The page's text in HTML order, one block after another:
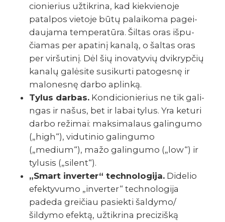
cio­nie­rius užti­k­rina, kad kiek­vie­­noje
pata­l­­pos vietoje būtų palai­­koma pagei­
dau­jama tempe­ra­tūra. Šiltas oras išpu­
čia­­mas per apatinį kanalą, o šaltas oras
per viršutinį. Dėl šių inova­ty­vių dvikry­p­čių
kanalų galė­site susi­­­kurti pato­­gesnę ir
malo­­nesnę darbo aplinką.
Tylus darbas. Kondi­cio­nie­rius ne tik gali­
n­gas ir našus, bet ir labai tylus. Yra keturi
darbo reži­mai: maksi­ma­laus gali­n­­gumo
(„high“), vidu­ti­nio gali­n­­gumo
(„medium“), mažo gali­n­­gumo („low“) ir
tylu­sis („silent“).
„Smart inve­r­ter“ tech­­no­lo­gija. Dide­­lio
efek­ty­vumo „inve­r­ter“ tech­­no­lo­gija
padeda grei­čiau pasiekti šaldymo/
šildymo efektą, užti­k­rina preci­zišką